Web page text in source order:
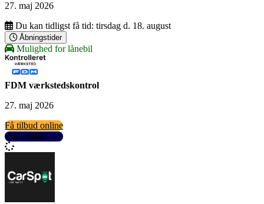
27. maj 2026
Du kan tidligst få tid: tirsdag d. 18. august
Åbningstider
Mulighed for lånebil
FDM værkstedskontrol
27. maj 2026
Få tilbud online
Se detaljer